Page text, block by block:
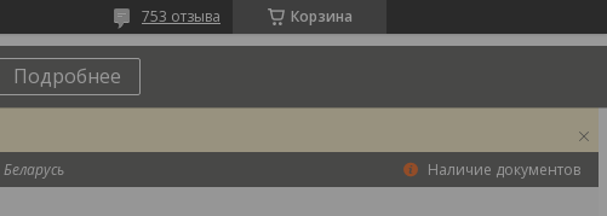
Корзина
753 отзыва
Подробнее
Наличие документов